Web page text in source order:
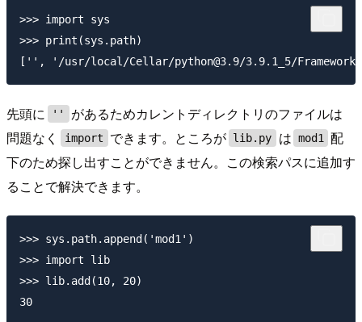
>>> import sys
>>> print(sys.path)
先頭に ''
があるためカレントディレクトリのファイルは
問題なく
import できます。ところが lib.py は mod1
配
下のため探し出すことができません。この検索パスに追加す
ることで解決できます。
>>> sys.path.append('mod1')
>>> import lib
>>> lib.add(10, 20)